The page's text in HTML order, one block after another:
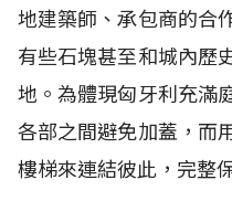
地建築師、承包商的
有些石塊甚至和城內歷
地。為體現匈牙利充滿
各部之間避免加蓋，而
樓梯來連結彼此，完整